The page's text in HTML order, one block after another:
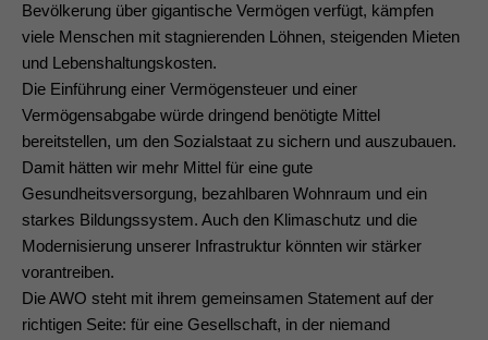
Bevölkerung über gigantische Vermögen verfügt, kämpfen
viele Menschen mit stagnierenden Löhnen, steigenden Mieten
und Lebenshaltungskosten.
Die Einführung einer Vermögensteuer und einer
Vermögensabgabe würde dringend benötigte Mittel
bereitstellen, um den Sozialstaat zu sichern und auszubauen.
Damit hätten wir mehr Mittel für eine gute
Gesundheitsversorgung, bezahlbaren Wohnraum und ein
starkes Bildungssystem. Auch den Klimaschutz und die
Modernisierung unserer Infrastruktur könnten wir stärker
vorantreiben.
Die AWO steht mit ihrem gemeinsamen Statement auf der
richtigen Seite: für eine Gesellschaft, in der niemand